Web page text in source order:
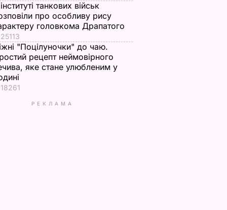
танкових військ
про особливу рису
головкома Драпатого
25113
"Поцілуночки" до чаю.
рецепт неймовірного
яке стане улюбленим у
18261
РЕКЛАМА